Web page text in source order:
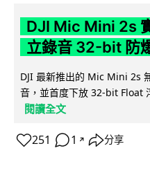
DJI Mic Mini 2s
立錄音 32-bit 防
DJI 最新推出的 Mic Mini 2s
音，並首度下放 32-bit Float
閱讀全文
251 1 ↗ 分享